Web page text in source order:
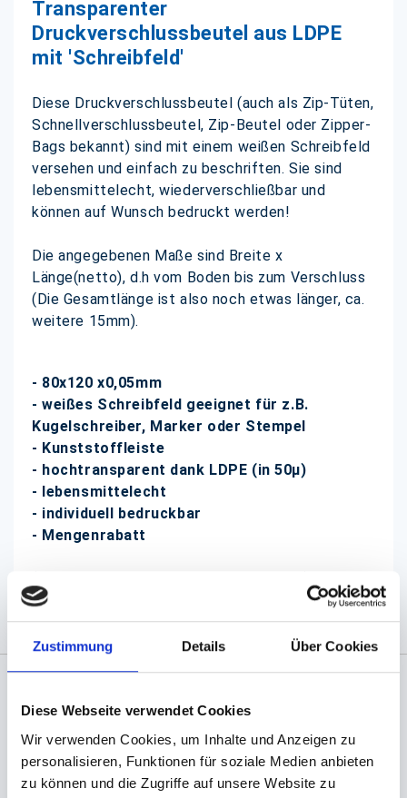
Zustimmung Details Über Cookies
Diese Webseite verwendet Cookies
Wir verwenden Cookies, um Inhalte und Anzeigen zu
personalisieren, Funktionen für soziale Medien anbieten
zu können und die Zugriffe auf unsere Website zu
Transparenter
Druckverschlussbeutel aus LDPE
mit 'Schreibfeld'
Diese Druckverschlussbeutel (auch als Zip-Tüten,
Schnellverschlussbeutel, Zip-Beutel oder Zipper-
Bags bekannt) sind mit einem weißen Schreibfeld
versehen und einfach zu beschriften. Sie sind
lebensmittelecht, wiederverschließbar und
können auf Wunsch bedruckt werden!
Die angegebenen Maße sind Breite x
Länge(netto), d.h vom Boden bis zum Verschluss
(Die Gesamtlänge ist also noch etwas länger, ca.
weitere 15mm).
- 80x120 x0,05mm
- weißes Schreibfeld geeignet für z.B.
Kugelschreiber, Marker oder Stempel
- Kunststoffleiste
- hochtransparent dank LDPE (in 50µ)
- lebensmittelecht
- individuell bedruckbar
- Mengenrabatt
Angaben zur Informationspflichten der GPSR
Bullhamm 24-26, D-26441 Jever, info@packpack.de